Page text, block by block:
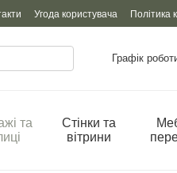
Угода користувача Політика
Графік
та
Стінки та
вітрини